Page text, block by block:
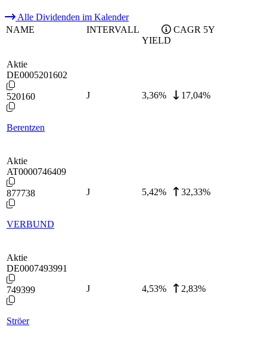
Alle Dividenden im Kalender
NAME
INTERVALL
YIELD
CAGR 5Y
Aktie
DE0005201602
520160
Berentzen
J 3,36% 17,04%
Aktie
AT0000746409
877738
VERBUND
J 5,42% 32,33%
Aktie
DE0007493991
749399
Ströer
J 4,53% 2,83%